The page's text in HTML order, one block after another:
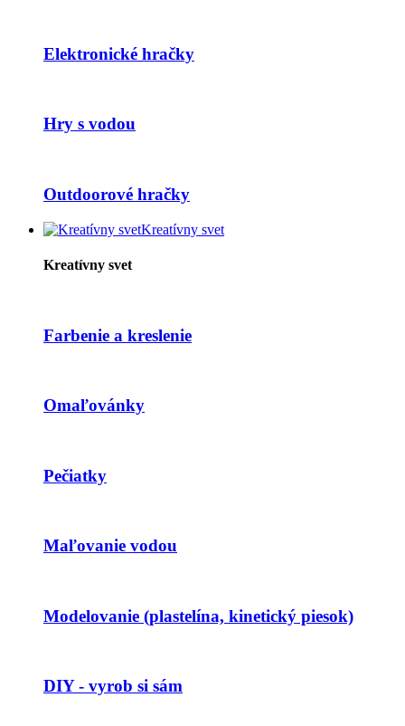
Elektronické hračky
Hry s vodou
Outdoorové hračky
Kreatívny svet
Kreatívny svet
Farbenie a kreslenie
Omaľovánky
Pečiatky
Maľovanie vodou
Modelovanie (plastelína, kinetický piesok)
DIY - vyrob si sám